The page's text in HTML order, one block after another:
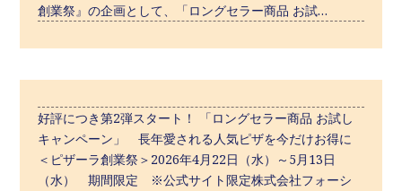
創業祭』の企画として、「ロングセラー商品 お試…
好評につき第2弾スタート！ 「ロングセラー商品 お試し
キャンペーン」 長年愛される人気ピザを今だけお得に
＜ピザーラ創業祭＞2026年4月22日（水）～5月13日
（水） 期間限定 ※公式サイト限定株式会社フォーシ